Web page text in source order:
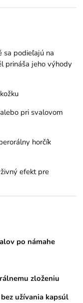
sa podieľajú na
prináša jeho výhody
pri svalovom
horčík
efekt pre
po námahe
zloženiu
užívania kapsúl